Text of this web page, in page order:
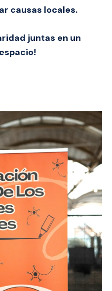
causas locales.
juntas en un